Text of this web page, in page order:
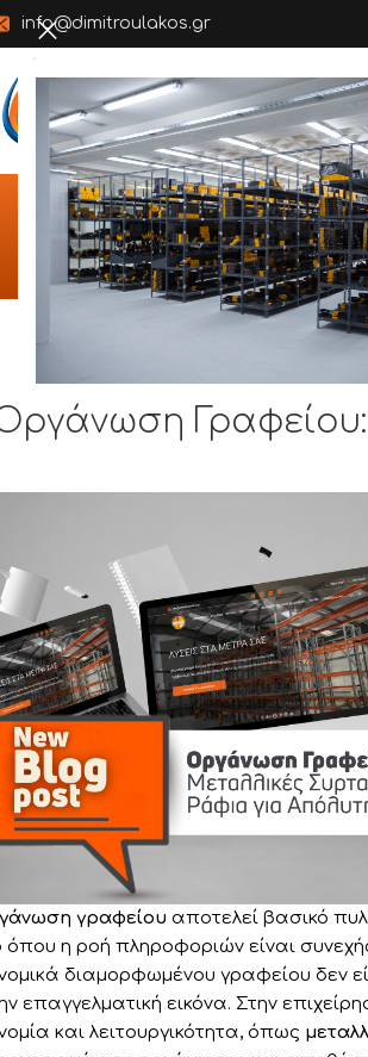
info@dimitroulakos.gr
γραφείου αποτελεί βασικό
η ροή πληροφοριών είναι
διαμορφωμένου γραφείου δεν
επαγγελματική εικόνα. Στην
και λειτουργικότητα, όπως